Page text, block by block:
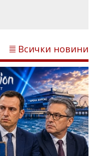
Всички новини